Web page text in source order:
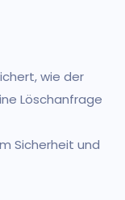
wie der
Löschanfrage
Sicherheit und